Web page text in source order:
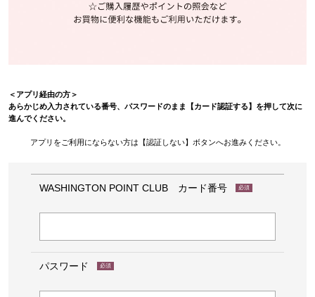
＜アプリ経由の方＞
あらかじめ入力されている番号、パスワードのまま【カード認証する】を押して次に
進んでください。
アプリをご利用にならない方は【認証しない】ボタンへお進みください。
WASHINGTON POINT CLUB カード番号
パスワード